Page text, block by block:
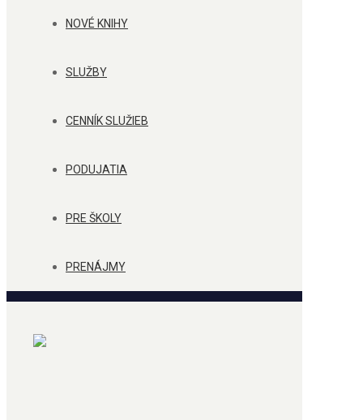
NOVÉ KNIHY
SLUŽBY
CENNÍK SLUŽIEB
PODUJATIA
PRE ŠKOLY
PRENÁJMY